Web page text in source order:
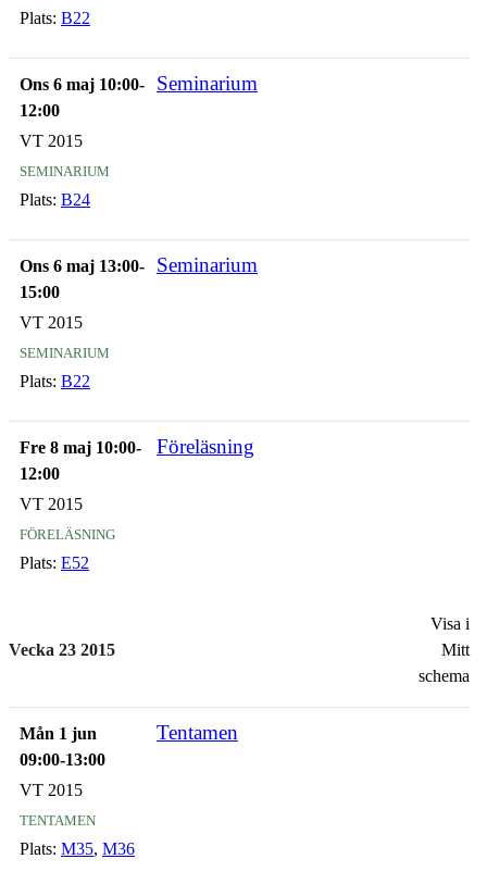
Plats: B22
Ons 6 maj 10:00-
12:00
Seminarium
VT 2015
seminarium
Plats: B24
Ons 6 maj 13:00-
15:00
Seminarium
VT 2015
seminarium
Plats: B22
Fre 8 maj 10:00-
12:00
Föreläsning
VT 2015
föreläsning
Plats: E52
Vecka 23 2015
Visa i
Mitt
schema
Mån 1 jun
09:00-13:00
Tentamen
VT 2015
tentamen
Plats: M35, M36